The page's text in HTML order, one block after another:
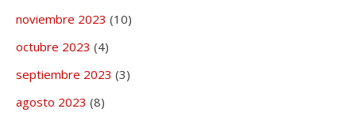
noviembre 2023 (10)
octubre 2023 (4)
septiembre 2023 (3)
agosto 2023 (8)